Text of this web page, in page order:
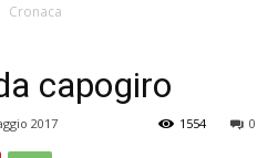
Cronaca
capogiro
2017 0
1554